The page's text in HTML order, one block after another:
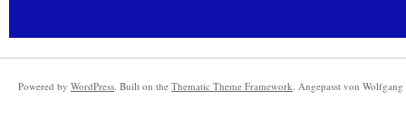
Powered by WordPress. Built on the Thematic Theme Framework. Angepasst von